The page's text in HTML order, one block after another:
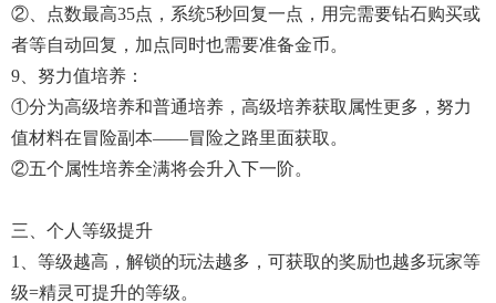
②、点数最高35点，系统5秒回复一点，用完需要钻石购买或
者等自动回复，加点同时也需要准备金币。
9、努力值培养：
①分为高级培养和普通培养，高级培养获取属性更多，努力
值材料在冒险副本——冒险之路里面获取。
②五个属性培养全满将会升入下一阶。
三、个人等级提升
1、等级越高，解锁的玩法越多，可获取的奖励也越多玩家等
级=精灵可提升的等级。